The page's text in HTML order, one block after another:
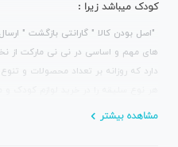
کودک میباشد زیرا :
"اصل بودن کالا " گارانتی بازگشت "
های مهم و اساسی در نی نی مارکت از
دارد که روزانه بر تعداد محصولات و تنوع
مشاهده بیشتر